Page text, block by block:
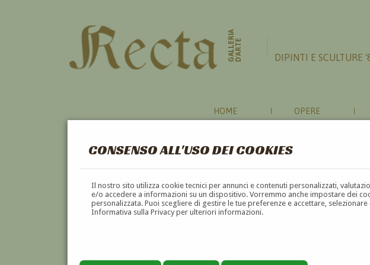
CONSENSO ALL'USO DEI COOKIES
Il nostro sito utilizza cookie tecnici per annunci e contenuti personalizzati,
e/o accedere a informazioni su un dispositivo. Vorremmo anche impostare dei
personalizzata. Puoi scegliere di gestire le tue preferenze e accettare,
Informativa sulla Privacy per ulteriori informazioni.
GALLERIAD'ARTE DIPINTI E SCULTURE
HOME OPERE
UCRAINA
A B C D E F G H I J K L